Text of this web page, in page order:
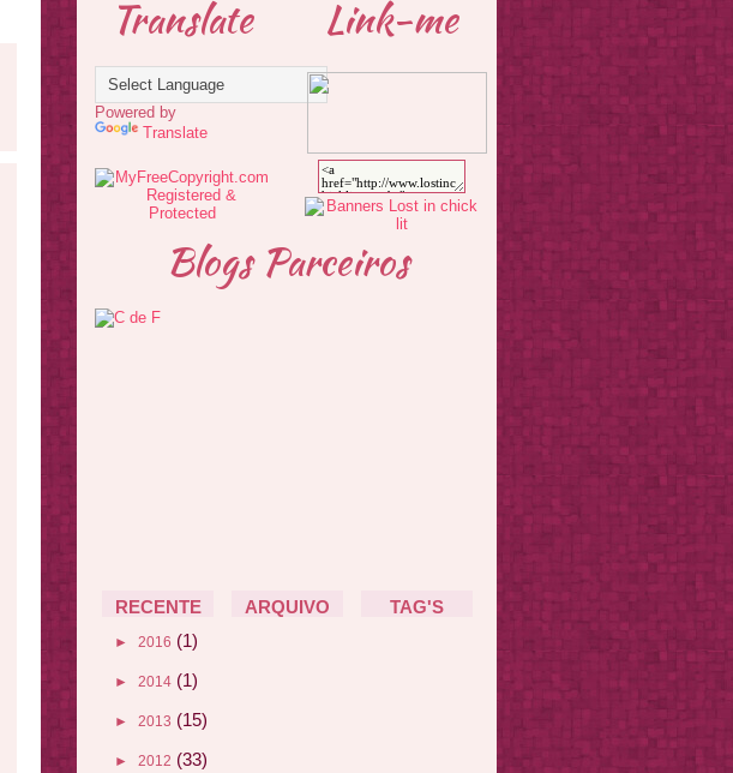
Translate
Powered by
Translate
Link-me
Blogs Parceiros
RECENTE ARQUIVO TAG'S
► 2016 (1)
► 2014 (1)
► 2013 (15)
► 2012 (33)